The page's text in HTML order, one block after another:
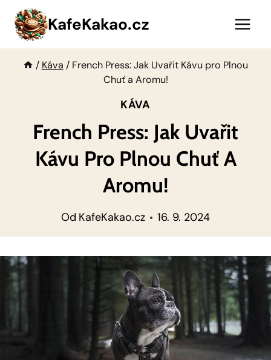
Přeskočit
obsah
KafeKakao.cz
/ Káva / French Press: Jak Uvařit Kávu pro Plnou
Chuť a Aromu!
KÁVA
French Press: Jak Uvařit
Kávu Pro Plnou Chuť A
Aromu!
Od KafeKakao.cz 16. 9. 2024